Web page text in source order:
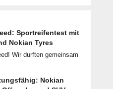
Sportreifentest mit
Nokian Tyres
Wir durften gemeinsam
Nokian